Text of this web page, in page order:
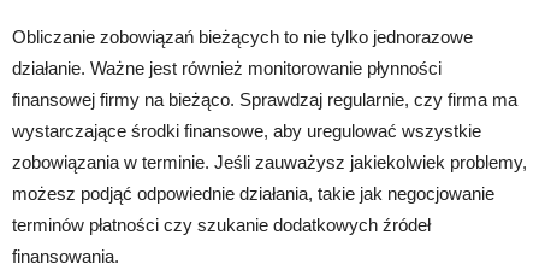
Obliczanie zobowiązań bieżących to nie tylko jednorazowe
działanie. Ważne jest również monitorowanie płynności
finansowej firmy na bieżąco. Sprawdzaj regularnie, czy firma ma
wystarczające środki finansowe, aby uregulować wszystkie
zobowiązania w terminie. Jeśli zauważysz jakiekolwiek problemy,
możesz podjąć odpowiednie działania, takie jak negocjowanie
terminów płatności czy szukanie dodatkowych źródeł
finansowania.